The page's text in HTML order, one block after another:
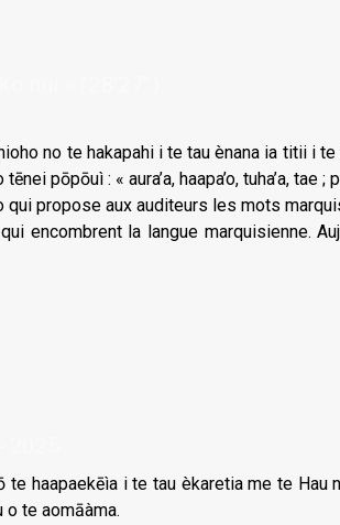
no te hakapahi i te tau ènana ia titii i
pōpōuì : « aura’a, haapa’o, tuha’a, tae ;
propose aux auditeurs les mots
la langue marquisienne.
haapaekēìa i te tau èkaretia me te Hau
o te aomāàma.